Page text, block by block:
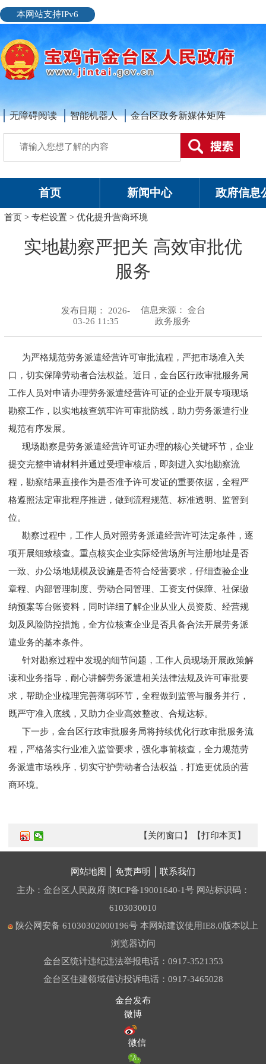
本网站支持IPv6
无障碍阅读 智能机器人 金台区政务新媒体矩阵
首页 新闻中心 政府信息
首页 >专栏设置 >优化提升营商环境
实地勘察严把关 高效审批优
服务
发布日期： 2026-
03-26 11:35
信息来源： 金台
政务服务
为严格规范劳务派遣经营许可审批流程，严把市场准入关
口，切实保障劳动者合法权益。近日，金台区行政审批服务局
工作人员对申请办理劳务派遣经营许可证的企业开展专项现场
勘察工作，以实地核查筑牢许可审批防线，助力劳务派遣行业
规范有序发展。
现场勘察是劳务派遣经营许可证办理的核心关键环节，企业
提交完整申请材料并通过受理审核后，即刻进入实地勘察流
程，勘察结果直接作为是否准予许可发证的重要依据，全程严
格遵照法定审批程序推进，做到流程规范、标准透明、监管到
位。
勘察过程中，工作人员对照劳务派遣经营许可法定条件，逐
项开展细致核查。重点核实企业实际经营场所与注册地址是否
一致、办公场地规模及设施是否符合经营要求，仔细查验企业
章程、内部管理制度、劳动合同管理、工资支付保障、社保缴
纳预案等台账资料，同时详细了解企业从业人员资质、经营规
划及风险防控措施，全方位核查企业是否具备合法开展劳务派
遣业务的基本条件。
针对勘察过程中发现的细节问题，工作人员现场开展政策解
读和业务指导，耐心讲解劳务派遣相关法律法规及许可审批要
求，帮助企业梳理完善薄弱环节，全程做到监管与服务并行，
既严守准入底线，又助力企业高效整改、合规达标。
下一步，金台区行政审批服务局将持续优化行政审批服务流
程，严格落实行业准入监管要求，强化事前核查，全力规范劳
务派遣市场秩序，切实守护劳动者合法权益，打造更优质的营
商环境。
【打印本页】
【关闭窗口】
网站地图 免责声明
联系我们
主办：金台区人民政府 陕ICP备19001640-1号 网站标识码：
6103030010
陕公网安备 61030302000196号 本网站建议使用IE8.0版本以上
浏览器访问
金台区统计违纪违法举报电话：0917-3521353
金台区住建领域信访投诉电话：0917-3465028
金台发布
微博
微信